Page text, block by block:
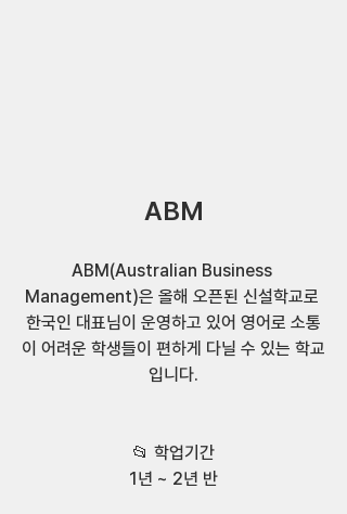
ABM
ABM(Australian Business
Management)은 올해 오픈된 신설학교로
한국인 대표님이 운영하고 있어 영어로 소통
이 어려운 학생들이 편하게 다닐 수 있는 학교
입니다.
📂 학업기간
1년 ~ 2년 반